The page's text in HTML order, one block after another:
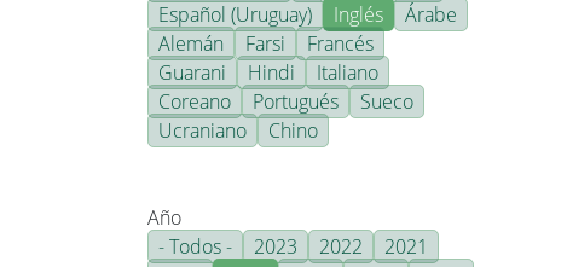
Español (Uruguay)
Inglés
Árabe
Alemán
Farsi
Francés
Guarani
Hindi
Italiano
Coreano
Portugués
Sueco
Ucraniano
Chino
Año
- Todos -
2023 2022
2021